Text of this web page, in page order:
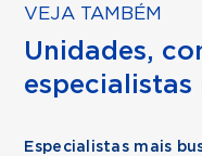
VEJA TAMBÉM
Unidades,
Especialistas mais